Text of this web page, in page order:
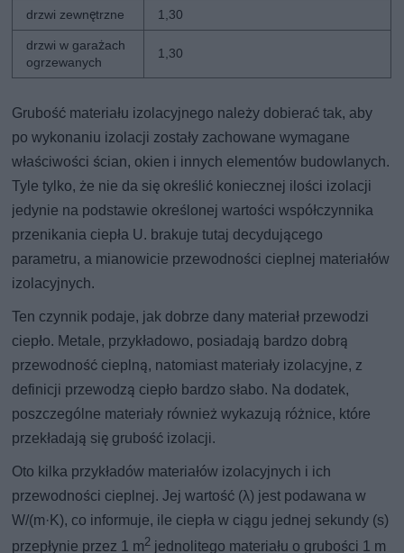
drzwi zewnętrzne 1,30
drzwi w garażach
ogrzewanych
1,30
Grubość materiału izolacyjnego należy dobierać tak, aby
po wykonaniu izolacji zostały zachowane wymagane
właściwości ścian, okien i innych elementów budowlanych.
Tyle tylko, że nie da się określić koniecznej ilości izolacji
jedynie na podstawie określonej wartości współczynnika
przenikania ciepła U. brakuje tutaj decydującego
parametru, a mianowicie przewodności cieplnej materiałów
izolacyjnych.
Ten czynnik podaje, jak dobrze dany materiał przewodzi
ciepło. Metale, przykładowo, posiadają bardzo dobrą
przewodność cieplną, natomiast materiały izolacyjne, z
definicji przewodzą ciepło bardzo słabo. Na dodatek,
poszczególne materiały również wykazują różnice, które
przekładają się grubość izolacji.
Oto kilka przykładów materiałów izolacyjnych i ich
przewodności cieplnej. Jej wartość (λ) jest podawana w
W/(m·K), co informuje, ile ciepła w ciągu jednej sekundy (s)
przepłynie przez 1 m2 jednolitego materiału o grubości 1 m